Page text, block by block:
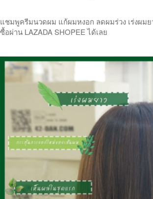
แชมพูครีมนวดผม แก้ผมหงอก ลดผมร่วง เร่งผม
ซื้อผ่าน LAZADA SHOPEE ได้เลย